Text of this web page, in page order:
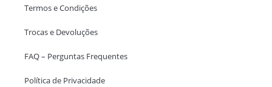
Termos e Condições
Trocas e Devoluções
FAQ – Perguntas Frequentes
Política de Privacidade